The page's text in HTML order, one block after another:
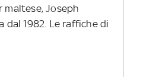
maltese, Joseph
dal 1982. Le raffiche di